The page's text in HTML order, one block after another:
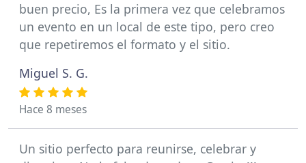
buen precio, Es la primera vez que celebramos
un evento en un local de este tipo, pero creo
que repetiremos el formato y el sitio.
Miguel S. G.
Hace 8 meses
Un sitio perfecto para reunirse, celebrar y